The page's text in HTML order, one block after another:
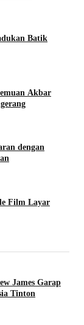
Batik
Akbar
dengan
Film Layar
James Garap
Tinton